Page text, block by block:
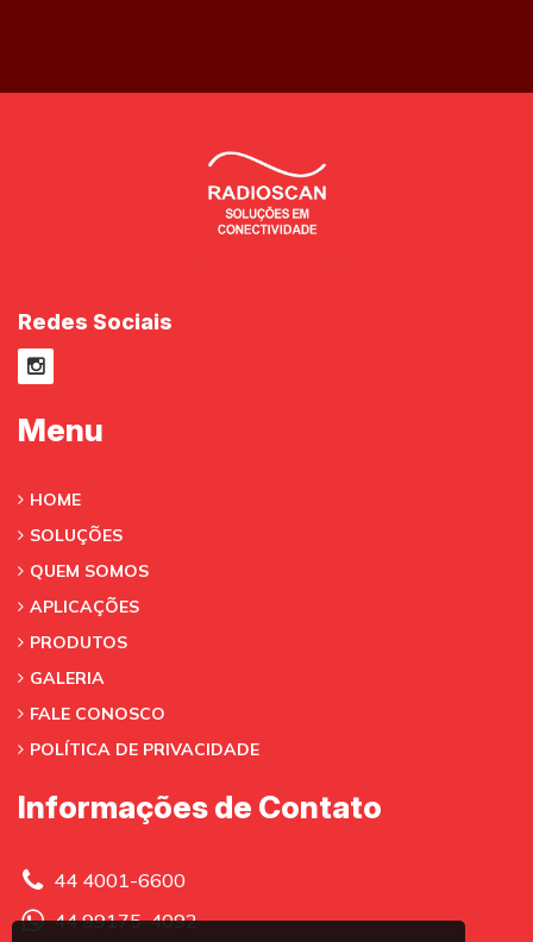
Redes Sociais
Menu
HOME
SOLUÇÕES
QUEM SOMOS
APLICAÇÕES
PRODUTOS
GALERIA
FALE CONOSCO
POLÍTICA DE PRIVACIDADE
Informações de Contato
44 4001-6600
44 99175-4092